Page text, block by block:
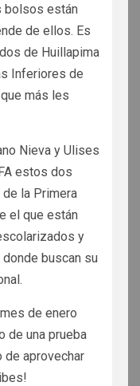
bolsos están
de ellos. Es
de Huillapima
Inferiores de
más les
Nieva y Ulises
estos dos
la Primera
el que están
y
buscan su
de enero
de una prueba
aprovechar